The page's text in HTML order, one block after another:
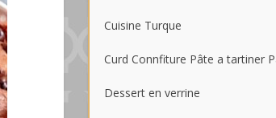
Cuisine Turque
Curd Connfiture Pâte a tartiner
Dessert en verrine